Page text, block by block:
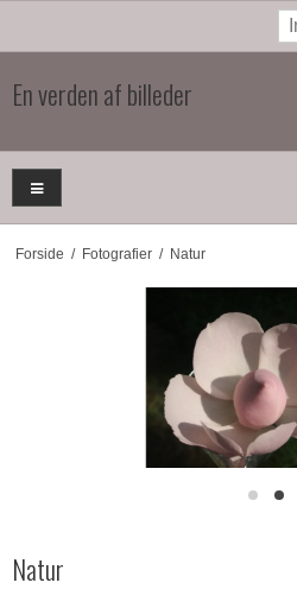
En verden af billeder
Forside / Fotografier / Natur
Natur